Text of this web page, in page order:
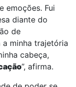
emoções. Fui
diante do
de
minha trajetória
cabeça,
”, afirma.